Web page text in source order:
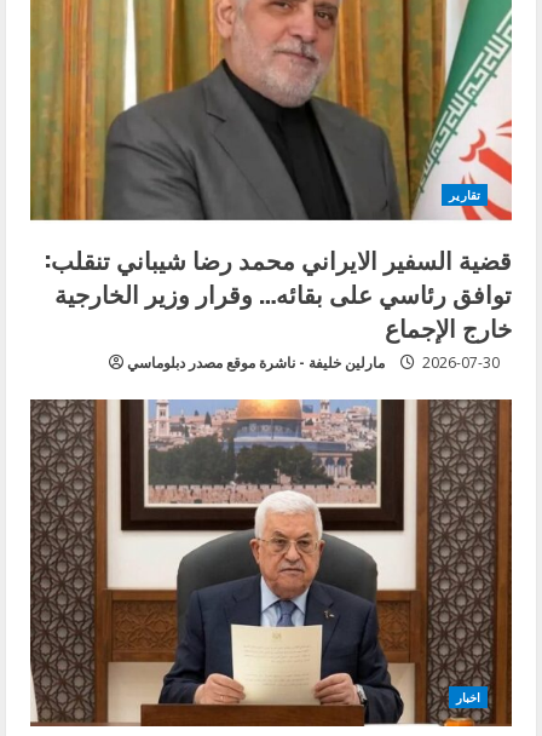
تقارير
قضية السفير الايراني محمد رضا شيباني تنقلب:
توافق رئاسي على بقائه… وقرار وزير الخارجية
خارج الإجماع
مارلين خليفة - ناشرة موقع مصدر دبلوماسي 2026-07-30
اخبار